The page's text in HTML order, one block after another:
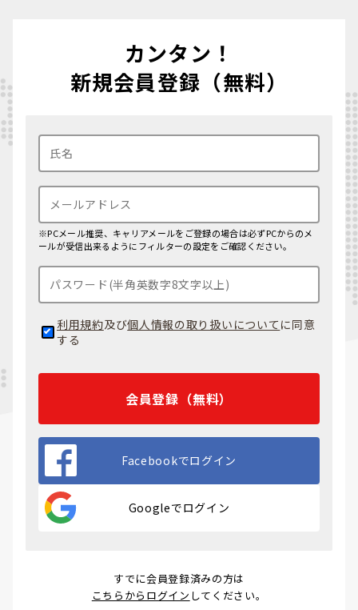
カンタン！
新規会員登録（無料）
※PCメール推奨、キャリアメールをご登録の場合は必ずPCからのメ
ールが受信出来るようにフィルターの設定をご確認ください。
利用規約及び個人情報の取り扱いについて に同意
する
会員登録（無料）
Facebookでログイン
Googleでログイン
すでに会員登録済みの方は
こちらからログイン してください。